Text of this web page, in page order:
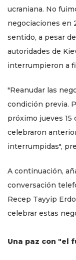
ucraniana. No
negociaciones en
sentido, a pesar
autoridades de
interrumpieron a
"Reanudar las
condición previa.
próximo jueves 15
celebraron
interrumpidas",
A continuación,
conversación
Recep Tayyip
celebrar estas
Una paz con "el